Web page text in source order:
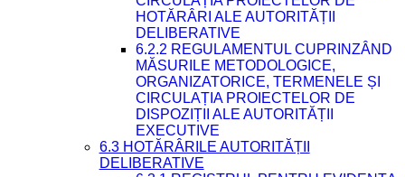
HOTĂRÂRI ALE AUTORITĂȚII
DELIBERATIVE
6.2.2 REGULAMENTUL CUPRINZÂND
MĂSURILE METODOLOGICE,
ORGANIZATORICE, TERMENELE ȘI
CIRCULAȚIA PROIECTELOR DE
DISPOZIȚII ALE AUTORITĂȚII
EXECUTIVE
6.3 HOTĂRÂRILE AUTORITĂȚII
DELIBERATIVE